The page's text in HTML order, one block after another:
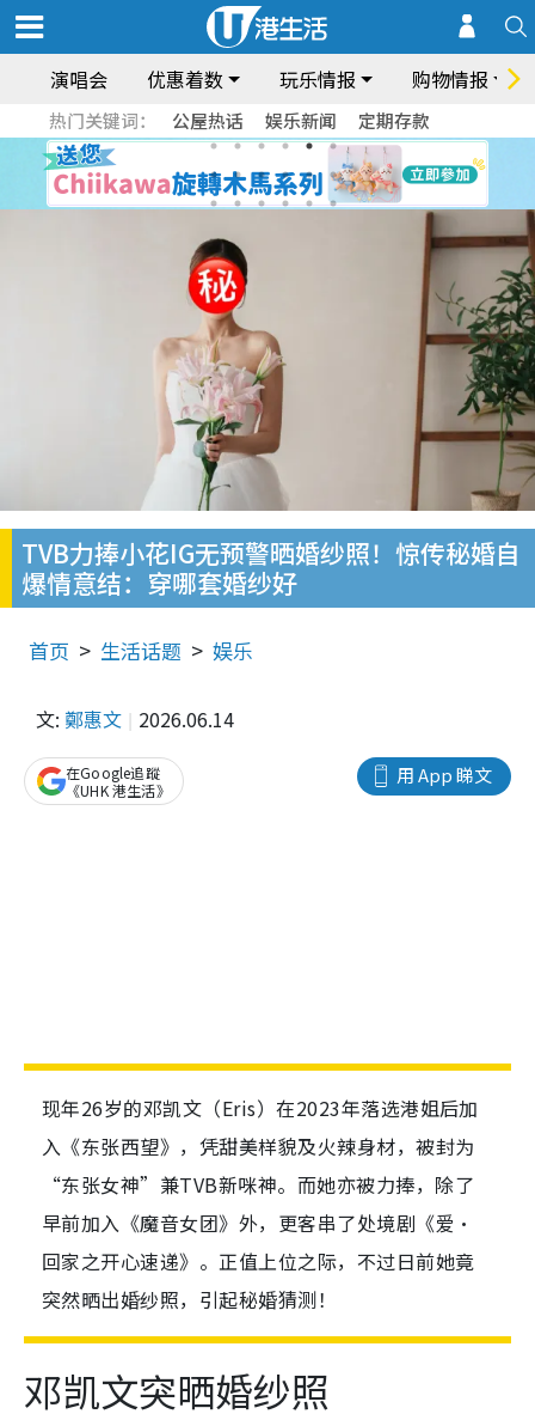
演唱会 优惠着数 玩乐情报 购物情报
热门关键词： 公屋热话 娱乐新闻 定期存款
TVB力捧小花IG无预警晒婚纱照！惊传秘婚自
爆情意结：穿哪套婚纱好
首页 生活话题 娱乐
文: 鄭惠文 2026.06.14
用 App 睇文
在Google追蹤
《UHK 港生活》
现年26岁的邓凯文（Eris）在2023年落选港姐后加
入《东张西望》，凭甜美样貌及火辣身材，被封为
“东张女神”兼TVB新咪神。而她亦被力捧，除了
早前加入《魔音女团》外，更客串了处境剧《爱·
回家之开心速递》。正值上位之际，不过日前她竟
突然晒出婚纱照，引起秘婚猜测！
邓凯文突晒婚纱照